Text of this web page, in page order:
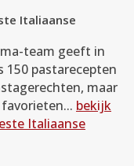
Italiaanse
team geeft in
150 pastarecepten
maar
bekijk
Italiaanse